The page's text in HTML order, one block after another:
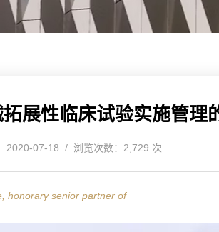
展性临床试验实施管理
2020-07-18 / 浏览次数：2,729 次
honorary senior partner of